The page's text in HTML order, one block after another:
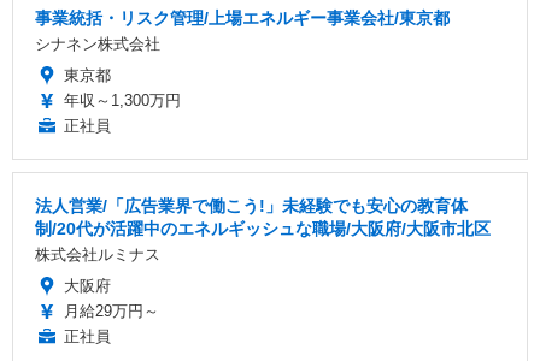
事業統括・リスク管理/上場エネルギー事業会社/東京都
シナネン株式会社
東京都
年収～1,300万円
正社員
法人営業/「広告業界で働こう!」未経験でも安心の教育体
制/20代が活躍中のエネルギッシュな職場/大阪府/大阪市北区
株式会社ルミナス
大阪府
月給29万円～
正社員